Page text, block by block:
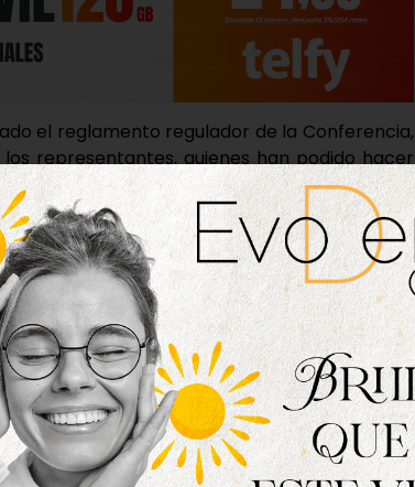
el reglamento regulador de la Conferencia,
representantes, quienes han podido hacer
Poncela, ha aprovechado la ocasión para
tanto en este órgano como en
ya que hemos participado en las
nuevo marco jurídico del deporte», siendo, en
de la ley en cuanto a todo lo referente al
de trabajo para el deporte inclusivo, que
desde septiembre para confeccionar un
así el deporte inclusivo en la nueva Ley.